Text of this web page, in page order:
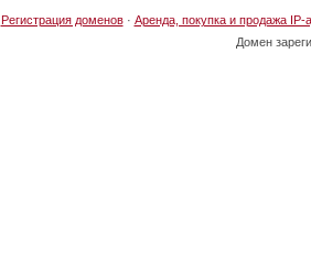
Регистрация доменов· Аренда, покупка и продажа IP-
Домен